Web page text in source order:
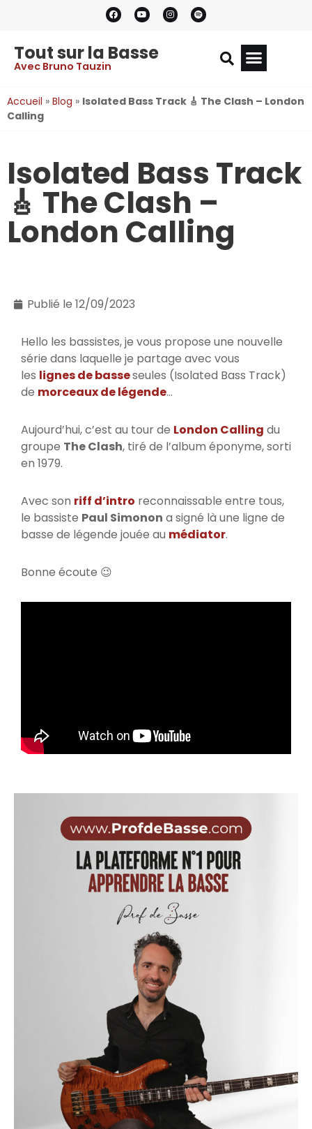
Tout sur la Basse
Avec Bruno Tauzin
Accueil » Blog » Isolated Bass Track 🎸 The Clash – London
Calling
Isolated Bass Track
🎸 The Clash –
London Calling
Publié le 12/09/2023
Hello les bassistes, je vous propose une nouvelle
série dans laquelle je partage avec vous
les lignes de basseseules (Isolated Bass Track)
de morceaux de légende…
Aujourd’hui, c’est au tour de London Calling du
groupe The Clash, tiré de l’album éponyme, sorti
en 1979.
Avec son riff d’intro reconnaissable entre tous,
le bassiste Paul Simonon a signé là une ligne de
basse de légende jouée au médiator.
Bonne écoute 😉